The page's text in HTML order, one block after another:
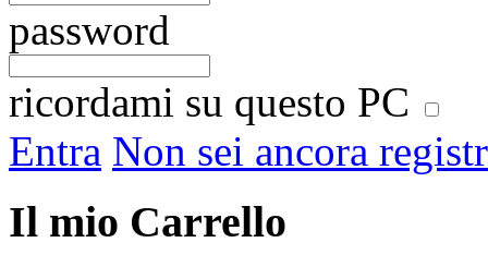
password
ricordami su questo PC
Entra Non sei ancora
Il mio Carrello